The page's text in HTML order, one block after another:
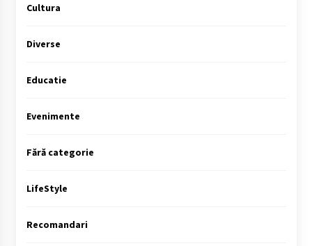
Cultura
Diverse
Educatie
Evenimente
Fără categorie
LifeStyle
Recomandari